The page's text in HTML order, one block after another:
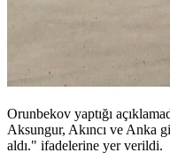
Orunbekov yaptığı
Aksungur, Akıncı ve Anka
aldı." ifadelerine yer verildi.